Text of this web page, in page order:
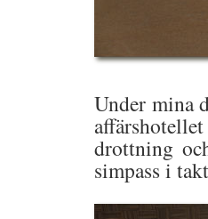
Under mina
drottning
simpass i